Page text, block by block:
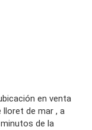
de mar , a
de la